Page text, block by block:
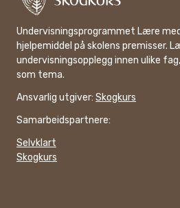
Undervisningsprogrammet Lære
hjelpemiddel på skolens premisser.
undervisningsopplegg innen ulike
som tema.
Ansvarlig utgiver: Skogkurs
Samarbeidspartnere:
Selvklart
Skogkurs